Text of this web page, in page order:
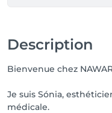
Description
Bienvenue chez
Je suis Sónia,
médicale.